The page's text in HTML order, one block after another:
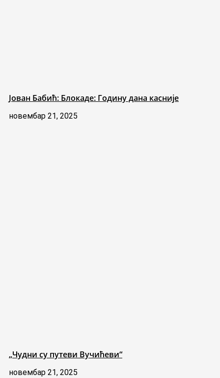
Јован Бабић: Блокаде: Годину дана касније
новембар 21, 2025
„Чудни су путеви Вучићеви“
новембар 21, 2025